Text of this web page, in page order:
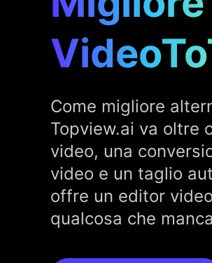
Come migliore
Topview.ai va oltre
video, una
video e un taglio
offre un editor
qualcosa che